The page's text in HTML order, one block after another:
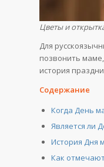
Цветы и
Для
позвонить
история
Содержание
Когда День
Является ли
История Дня
Как